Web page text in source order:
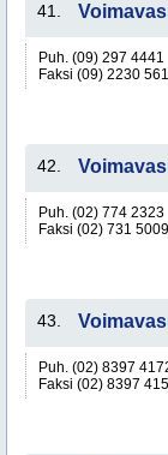
41.
Puh. (09) 297 4441
Faksi (09) 2230
42.
Puh. (02) 774 2323
Faksi (02) 731 5009
43.
Puh. (02) 8397
Faksi (02) 8397